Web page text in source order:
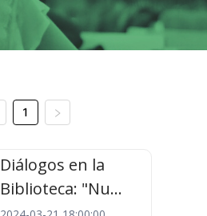
1
Diálogos en la
Biblioteca: "Nu...